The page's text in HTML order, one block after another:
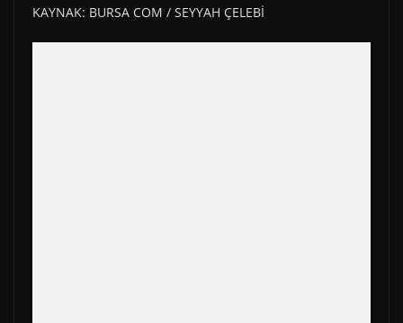
KAYNAK: BURSA COM / SEYYAH ÇELEBİ